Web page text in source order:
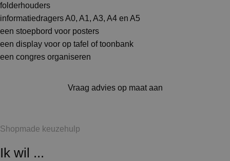
folderhouders
informatiedragers A0, A1, A3, A4 en A5
een stoepbord voor posters
een display voor op tafel of toonbank
een congres organiseren
Vraag advies op maat aan
Shopmade keuzehulp
Ik wil ...